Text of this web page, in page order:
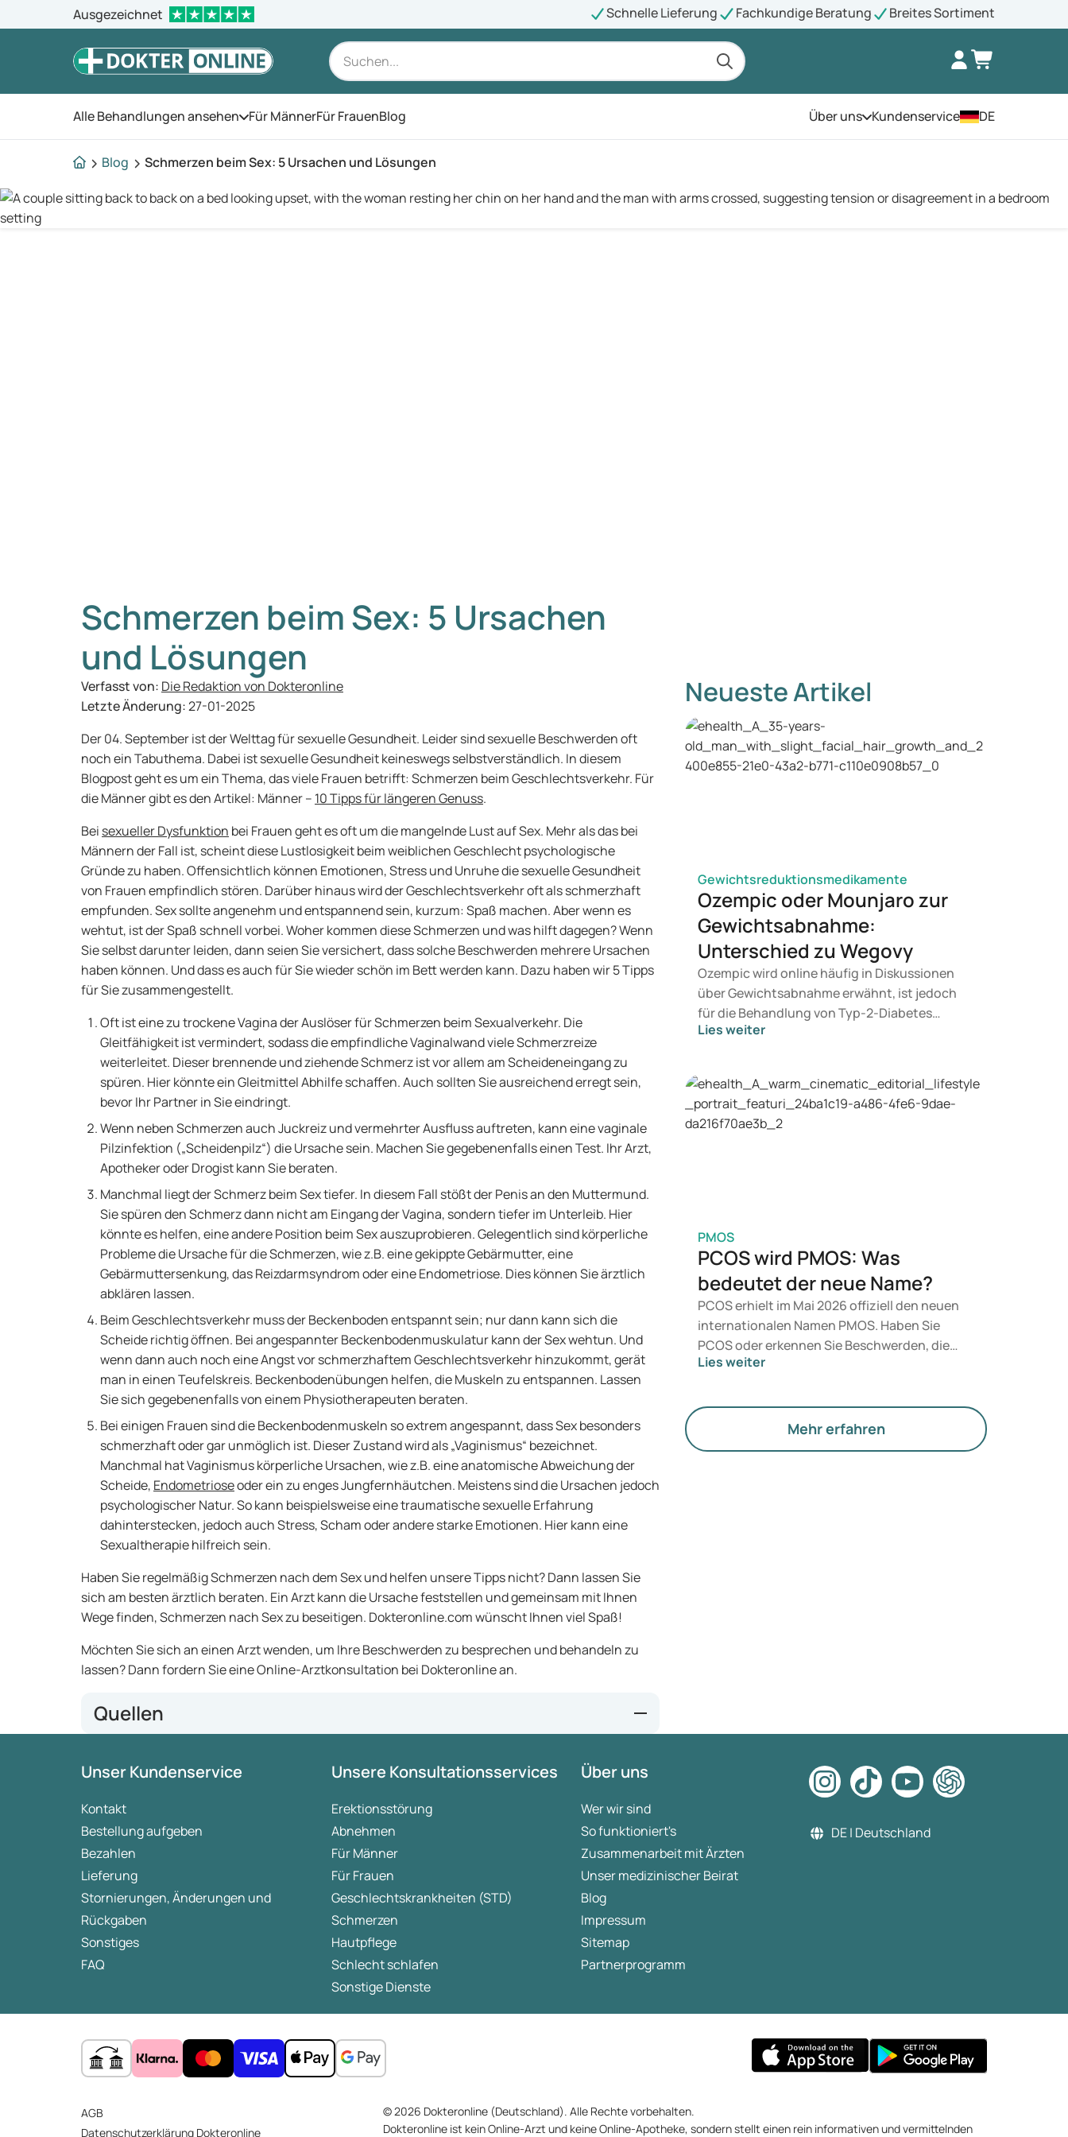
Ausgezeichnet Schnelle Lieferung Fachkundige Beratung Breites Sortiment
Alle Behandlungen ansehen Öffnen Sie das Menü
Für MännerFür FrauenBlog Über unsÖffnen Sie das Menü
Kundenservice DE
Blog Schmerzen beim Sex: 5 Ursachen und Lösungen
Schmerzen beim Sex: 5 Ursachen
und Lösungen
Verfasst von: Die Redaktion von Dokteronline
Letzte Änderung:27-01-2025
Der 04. September ist der Welttag für sexuelle Gesundheit. Leider sind sexuelle Beschwerden oft
noch ein Tabuthema. Dabei ist sexuelle Gesundheit keineswegs selbstverständlich. In diesem
Blogpost geht es um ein Thema, das viele Frauen betrifft: Schmerzen beim Geschlechtsverkehr. Für
die Männer gibt es den Artikel: Männer – 10 Tipps für längeren Genuss.
Bei sexueller Dysfunktion bei Frauen geht es oft um die mangelnde Lust auf Sex. Mehr als das bei
Männern der Fall ist, scheint diese Lustlosigkeit beim weiblichen Geschlecht psychologische
Gründe zu haben. Offensichtlich können Emotionen, Stress und Unruhe die sexuelle Gesundheit
von Frauen empfindlich stören. Darüber hinaus wird der Geschlechtsverkehr oft als schmerzhaft
empfunden. Sex sollte angenehm und entspannend sein, kurzum: Spaß machen. Aber wenn es
wehtut, ist der Spaß schnell vorbei. Woher kommen diese Schmerzen und was hilft dagegen? Wenn
Sie selbst darunter leiden, dann seien Sie versichert, dass solche Beschwerden mehrere Ursachen
haben können. Und dass es auch für Sie wieder schön im Bett werden kann. Dazu haben wir 5 Tipps
für Sie zusammengestellt.
Oft ist eine zu trockene Vagina der Auslöser für Schmerzen beim Sexualverkehr. Die
Gleitfähigkeit ist vermindert, sodass die empfindliche Vaginalwand viele Schmerzreize
weiterleitet. Dieser brennende und ziehende Schmerz ist vor allem am Scheideneingang zu
spüren. Hier könnte ein Gleitmittel Abhilfe schaffen. Auch sollten Sie ausreichend erregt sein,
bevor Ihr Partner in Sie eindringt.
Wenn neben Schmerzen auch Juckreiz und vermehrter Ausfluss auftreten, kann eine vaginale
Pilzinfektion („Scheidenpilz“) die Ursache sein. Machen Sie gegebenenfalls einen Test. Ihr Arzt,
Apotheker oder Drogist kann Sie beraten.
Manchmal liegt der Schmerz beim Sex tiefer. In diesem Fall stößt der Penis an den Muttermund.
Sie spüren den Schmerz dann nicht am Eingang der Vagina, sondern tiefer im Unterleib. Hier
könnte es helfen, eine andere Position beim Sex auszuprobieren. Gelegentlich sind körperliche
Probleme die Ursache für die Schmerzen, wie z.B. eine gekippte Gebärmutter, eine
Gebärmuttersenkung, das Reizdarmsyndrom oder eine Endometriose. Dies können Sie ärztlich
abklären lassen.
Beim Geschlechtsverkehr muss der Beckenboden entspannt sein; nur dann kann sich die
Scheide richtig öffnen. Bei angespannter Beckenbodenmuskulatur kann der Sex wehtun. Und
wenn dann auch noch eine Angst vor schmerzhaftem Geschlechtsverkehr hinzukommt, gerät
man in einen Teufelskreis. Beckenbodenübungen helfen, die Muskeln zu entspannen. Lassen
Sie sich gegebenenfalls von einem Physiotherapeuten beraten.
Bei einigen Frauen sind die Beckenbodenmuskeln so extrem angespannt, dass Sex besonders
schmerzhaft oder gar unmöglich ist. Dieser Zustand wird als „Vaginismus“ bezeichnet.
Manchmal hat Vaginismus körperliche Ursachen, wie z.B. eine anatomische Abweichung der
Scheide, Endometrioseoder ein zu enges Jungfernhäutchen. Meistens sind die Ursachen jedoch
psychologischer Natur. So kann beispielsweise eine traumatische sexuelle Erfahrung
dahinterstecken, jedoch auch Stress, Scham oder andere starke Emotionen. Hier kann eine
Sexualtherapie hilfreich sein.
Haben Sie regelmäßig Schmerzen nach dem Sex und helfen unsere Tipps nicht? Dann lassen Sie
sich am besten ärztlich beraten. Ein Arzt kann die Ursache feststellen und gemeinsam mit Ihnen
Wege finden, Schmerzen nach Sex zu beseitigen. Dokteronline.com wünscht Ihnen viel Spaß!
Möchten Sie sich an einen Arzt wenden, um Ihre Beschwerden zu besprechen und behandeln zu
lassen? Dann fordern Sie eine Online-Arztkonsultation bei Dokteronline an.
Quellen
Vaginisme.nl
Neueste Artikel
Gewichtsreduktionsmedikamente
Ozempic oder Mounjaro zur
Gewichtsabnahme:
Unterschied zu Wegovy
Ozempic wird online häufig in Diskussionen
über Gewichtsabnahme erwähnt, ist jedoch
für die Behandlung von Typ-2-Diabetes
vorgesehen. Suchen Sie eine Therapie zur
Betracht. Welche Behandlung für Sie geeignet
ist, entscheidet ein Arzt auf Grundlage Ihrer
Gesundheit, Ihres BMI und Ihres
Lies weiter
PMOS
PCOS wird PMOS: Was
bedeutet der neue Name?
PCOS erhielt im Mai 2026 offiziell den neuen
internationalen Namen PMOS. Haben Sie
PCOS oder erkennen Sie Beschwerden, die
dazu passen? Medizinisch ändert sich
mehr Gewicht auf Hormone, den Stoffwechsel
und die Funktion der Eierstöcke.
Lies weiter
Mehr erfahren
Unser Kundenservice
Kontakt
Bestellung aufgeben
Bezahlen
Lieferung
Stornierungen, Änderungen und
Rückgaben
Sonstiges
FAQ
Unsere Konsultationsservices
Erektionsstörung
Abnehmen
Für Männer
Für Frauen
Geschlechtskrankheiten (STD)
Schmerzen
Hautpflege
Schlecht schlafen
Sonstige Dienste
Über uns
Wer wir sind
So funktioniert's
Zusammenarbeit mit Ärzten
Unser medizinischer Beirat
Blog
Impressum
Sitemap
Partnerprogramm
DE | Deutschland
AGB
Datenschutzerklärung Dokteronline
© 2026 Dokteronline (Deutschland). Alle Rechte vorbehalten.
Dokteronline ist kein Online-Arzt und keine Online-Apotheke, sondern stellt einen rein informativen und vermittelnden